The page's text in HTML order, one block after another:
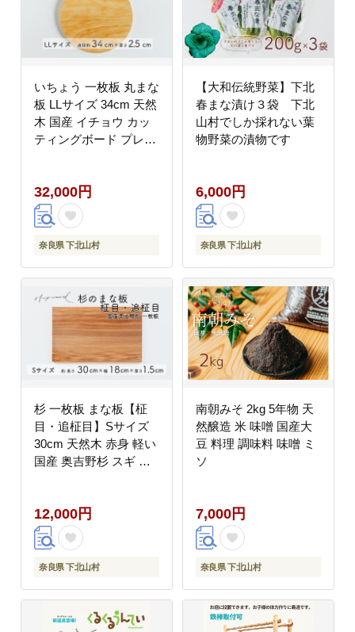
いちょう 一枚板 丸まな
板 LLサイズ 34cm 天然
木 国産 イチョウ カッ
ティングボード プレー
32,000円
奈良県 下北山村
【大和伝統野菜】下北
春まな漬け３袋 下北
山村でしか採れない葉
物野菜の漬物です
6,000円
奈良県 下北山村
杉 一枚板 まな板【柾
目・追柾目】Sサイズ
30cm 天然木 赤身 軽い
国産 奥吉野杉 スギ カ
ッチン 台所 家事 料理
12,000円
奈良県 下北山村
南朝みそ 2kg 5年物 天
然醸造 米 味噌 国産大
豆 料理 調味料 味噌 ミ
ソ
7,000円
奈良県 下北山村